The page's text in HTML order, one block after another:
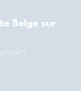
Belge sur